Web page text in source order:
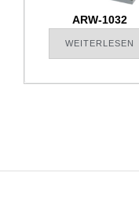
ARW-1032
WEITERLESEN